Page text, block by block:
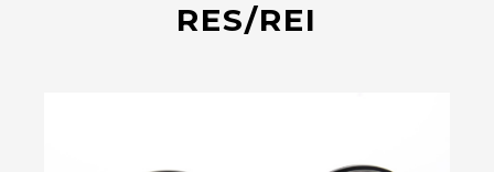
RES/REI